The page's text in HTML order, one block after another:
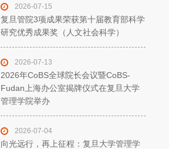
2026-07-15
复旦管院3项成果荣获第十届教育部科学
研究优秀成果奖（人文社会科学）
2026-07-13
2026年CoBS全球院长会议暨CoBS-
Fudan上海办公室揭牌仪式在复旦大学
管理学院举办
2026-07-04
向光远行，再上征程：复旦大学管理学